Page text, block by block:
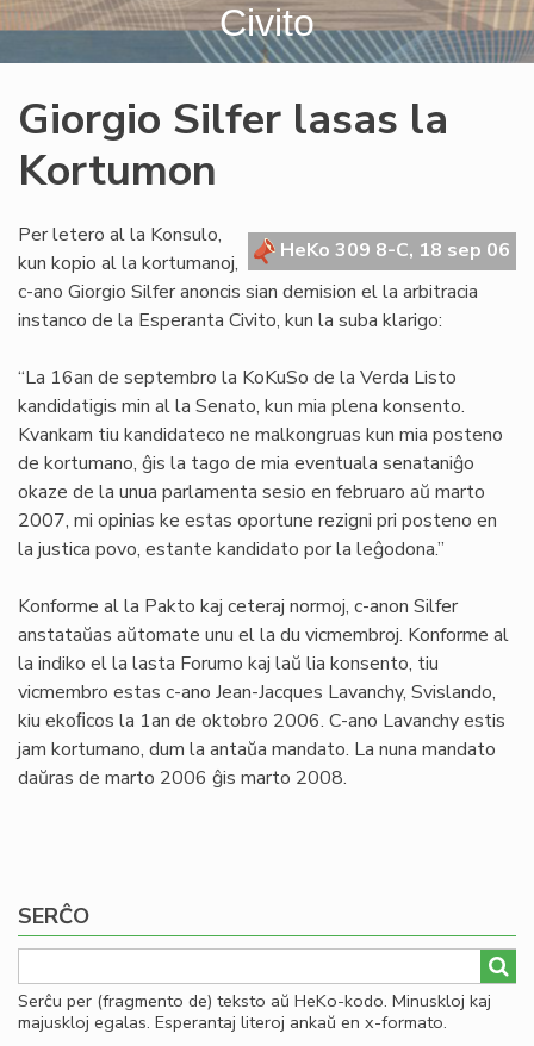
Civito
Giorgio Silfer lasas la
Kortumon
HeKo 309 8-C, 18 sep 06
Per letero al la Konsulo,
kun kopio al la kortumanoj,
c-ano Giorgio Silfer anoncis sian demision el la arbitracia
instanco de la Esperanta Civito, kun la suba klarigo:
“La 16an de septembro la KoKuSo de la Verda Listo
kandidatigis min al la Senato, kun mia plena konsento.
Kvankam tiu kandidateco ne malkongruas kun mia posteno
de kortumano, ĝis la tago de mia eventuala senataniĝo
okaze de la unua parlamenta sesio en februaro aŭ marto
2007, mi opinias ke estas oportune rezigni pri posteno en
la justica povo, estante kandidato por la leĝodona.”
Konforme al la Pakto kaj ceteraj normoj, c-anon Silfer
anstataŭas aŭtomate unu el la du vicmembroj. Konforme al
la indiko el la lasta Forumo kaj laŭ lia konsento, tiu
vicmembro estas c-ano Jean-Jacques Lavanchy, Svislando,
kiu ekoﬁcos la 1an de oktobro 2006. C-ano Lavanchy estis
jam kortumano, dum la antaŭa mandato. La nuna mandato
daŭras de marto 2006 ĝis marto 2008.
SERĈO
Serĉu per (fragmento de) teksto aŭ HeKo-kodo. Minuskloj kaj
majuskloj egalas. Esperantaj literoj ankaŭ en x-formato.